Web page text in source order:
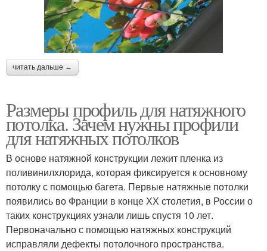
читать дальше →
Размеры профиль для натяжного
потолка. Зачем нужны профили
для натяжных потолков
В основе натяжной конструкции лежит пленка из
поливинилхлорида, которая фиксируется к основному
потолку с помощью багета. Первые натяжные потолки
появились во Франции в конце ХХ столетия, в России о
таких конструкциях узнали лишь спустя 10 лет.
Первоначально с помощью натяжных конструкций
исправляли дефекты потолочного пространства.